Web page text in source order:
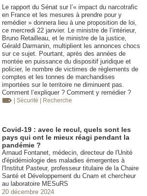
Le rapport du Sénat sur l’« impact du narcotrafic
en France et les mesures à prendre pour y
remédier » donnera lieu à une proposition de loi,
ce mercredi 22 janvier. Le ministre de l’intérieur,
Bruno Retailleau, et le ministre de la justice,
Gérald Darmanin, multiplient les annonces chocs
sur ce sujet. Pourtant, après des années de
montée en puissance du dispositif juridique et
policier, le nombre de victimes de règlements de
comptes et les tonnes de marchandises
importées sur le territoire ne diminuent pas.
Comment l’expliquer ? Comment y remédier ?
| Sécurité | Recherche
Covid-19 : avec le recul, quels sont les
pays qui ont le mieux réagi pendant la
pandémie ?
Arnaud Fontanet, médecin, directeur de l'Unité
d'épidémiologie des maladies émergentes à
l'Institut Pasteur, professeur titulaire de la Chaire
Santé et Développement du Cnam et chercheur
au laboratoire MESuRS
20 décembre 2024